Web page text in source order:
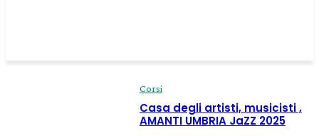
Corsi
Casa degli artisti, musicisti ,
AMANTI UMBRIA JaZZ 2025